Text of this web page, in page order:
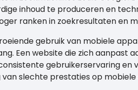
inhoud te produceren en
ranken in zoekresultaten en
gebruik van mobiele
Een website die zich aanpast
gebruikerservaring
van slechte prestaties op